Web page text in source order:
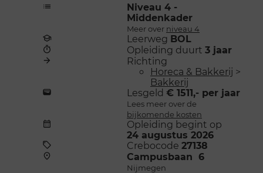
Niveau 4 -
Middenkader
Meer over niveau 4
Leerweg BOL
Opleiding duurt 3 jaar
Richting
Horeca & Bakkerij >
Bakkerij
Lesgeld € 1511,- per jaar
Lees meer over de
bijkomende kosten
Opleiding begint op
24 augustus 2026
Crebocode 27138
Campusbaan 6
Nijmegen